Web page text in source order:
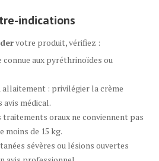
indications
votre produit, vérifiez :
connue aux pyréthrinoïdes ou
allaitement : privilégier la crème
avis médical.
traitements oraux ne conviennent pas
moins de 15 kg.
sévères ou lésions ouvertes